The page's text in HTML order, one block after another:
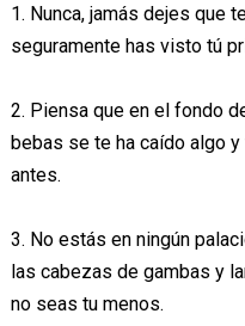
1. Nunca, jamás dejes que
seguramente has visto tú
2. Piensa que en el fondo
bebas se te ha caído algo
antes.
3. No estás en ningún
las cabezas de gambas y
no seas tu menos.